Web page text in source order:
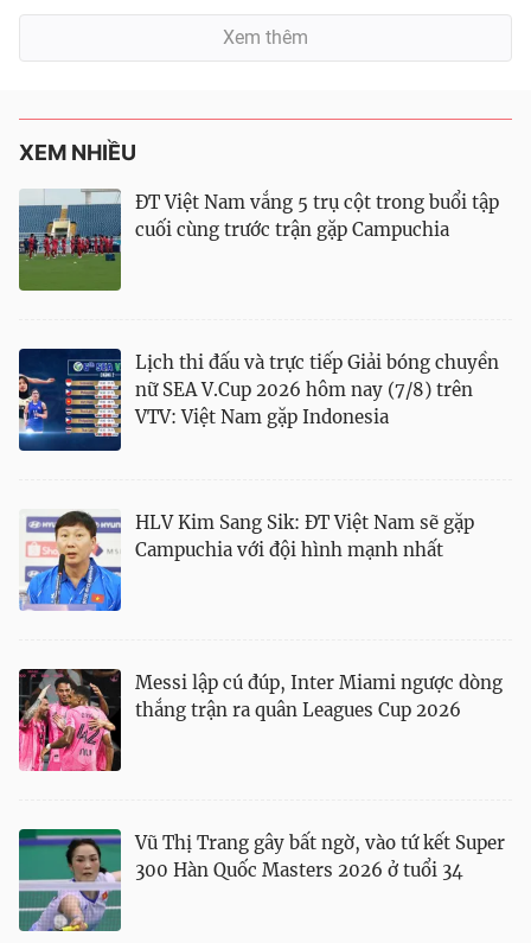
Xem thêm
XEM NHIỀU
ĐT Việt Nam vắng 5 trụ cột trong buổi tập
cuối cùng trước trận gặp Campuchia
Lịch thi đấu và trực tiếp Giải bóng chuyền
nữ SEA V.Cup 2026 hôm nay (7/8) trên
VTV: Việt Nam gặp Indonesia
HLV Kim Sang Sik: ĐT Việt Nam sẽ gặp
Campuchia với đội hình mạnh nhất
Messi lập cú đúp, Inter Miami ngược dòng
thắng trận ra quân Leagues Cup 2026
Vũ Thị Trang gây bất ngờ, vào tứ kết Super
300 Hàn Quốc Masters 2026 ở tuổi 34